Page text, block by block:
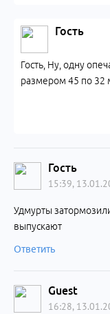
Гость
Гость, Ну, одну
размером 45 по 32
Гость
15:39,
Удмурты
выпускают
Ответить
Guest
16:28,